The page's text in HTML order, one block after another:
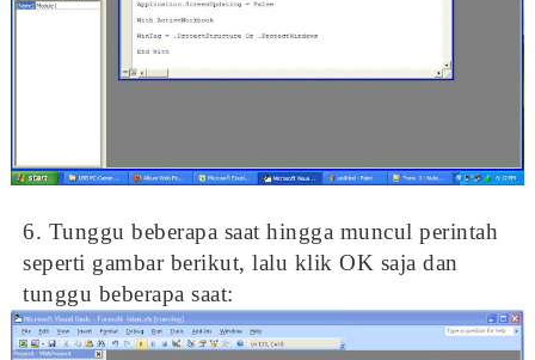
6. Tunggu beberapa saat hingga muncul perintah
seperti gambar berikut, lalu klik OK saja dan
tunggu beberapa saat: